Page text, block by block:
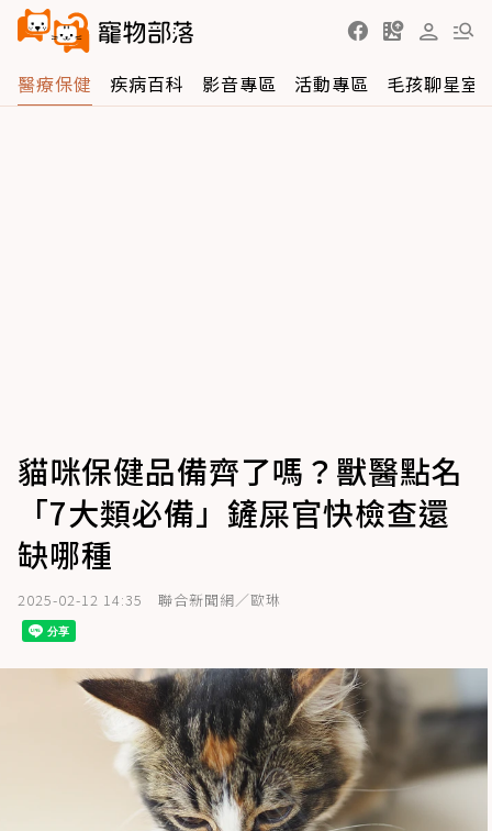
醫療保健 疾病百科 影音專區 活動專區 毛孩聊星室
貓咪保健品備齊了嗎？獸醫點名
「7大類必備」鏟屎官快檢查還
缺哪種
2025-02-12 14:35 聯合新聞網／歐琳